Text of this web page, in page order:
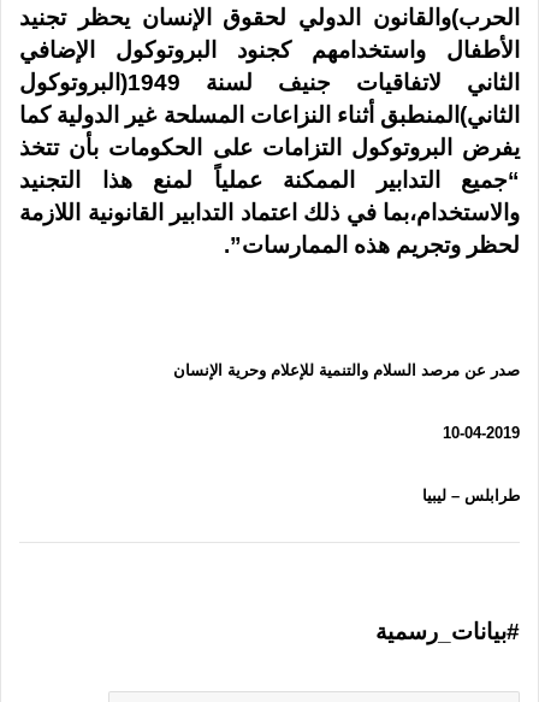
الحرب)والقانون الدولي لحقوق الإنسان يحظر تجنيد
الأطفال واستخدامهم كجنود البروتوكول الإضافي
الثاني لاتفاقيات جنيف لسنة 1949(البروتوكول
الثاني)المنطبق أثناء النزاعات المسلحة غير الدولية كما
يفرض البروتوكول التزامات على الحكومات بأن تتخذ
“جميع التدابير الممكنة عملياً لمنع هذا التجنيد
والاستخدام،بما في ذلك اعتماد التدابير القانونية اللازمة
لحظر وتجريم هذه الممارسات”.
صدر عن مرصد السلام والتنمية للإعلام وحرية الإنسان
10-04-2019
طرابلس – ليبيا
#بيانات_رسمية